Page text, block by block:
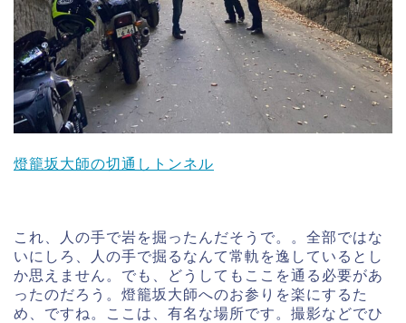
燈籠坂大師の切通しトンネル
これ、人の手で岩を掘ったんだそうで。。全部ではな
いにしろ、人の手で掘るなんて常軌を逸しているとし
か思えません。でも、どうしてもここを通る必要があ
ったのだろう。燈籠坂大師へのお参りを楽にするた
め、ですね。ここは、有名な場所です。撮影などでひ